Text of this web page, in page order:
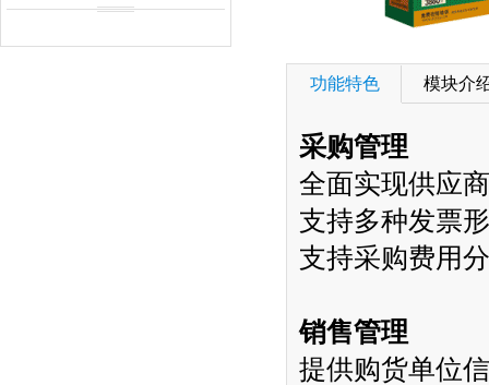
功能特色 模块介
采购管理
全面实现供应
支持多种发票
支持采购费用
销售管理
提供购货单位